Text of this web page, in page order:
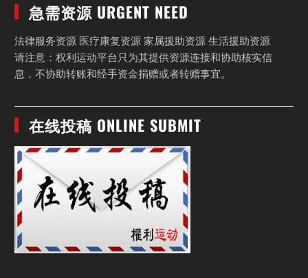
急需资源 URGENT NEED
法律服务资源 医疗康复资源 家属援助资源 生活援助资源
请注意：权利运动平台只为其提供资源连接和协助核实信
息，不协助转账和经手资金捐赠或者转赠事宜。
在线投稿 ONLINE SUBMIT